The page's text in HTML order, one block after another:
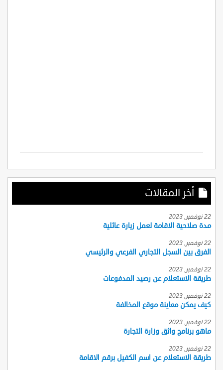
أخر المقالات
22 نوفمبر, 2023
مدة صلاحية الاقامة لعمل زيارة عائلية
22 نوفمبر, 2023
الفرق بين السجل التجاري الفرعي والرئيسي
22 نوفمبر, 2023
طريقة الاستعلام عن رصيد المدفوعات
22 نوفمبر, 2023
كيف يمكن معاينة موقع المخالفة
22 نوفمبر, 2023
ماهو برنامج واثق وزارة التجارة
22 نوفمبر, 2023
طريقة الاستعلام عن اسم الكفيل برقم الاقامة